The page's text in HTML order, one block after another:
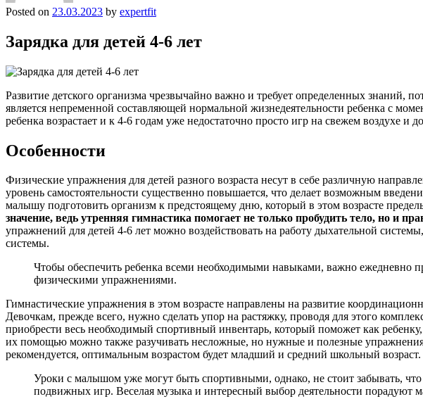
Posted on 23.03.2023 by expertfit
Зарядка для детей 4-6 лет
Развитие детского организма чрезвычайно важно и требует определенных
является непременной составляющей нормальной жизнедеятельности ребенка с
ребенка возрастает и к 4-6 годам уже недостаточно просто игр на свежем воздухе и
Особенности
Физические упражнения для детей разного возраста несут в себе различную
уровень самостоятельности существенно повышается, что делает возможным
малышу подготовить организм к предстоящему дню, который в этом возрасте
значение, ведь утренняя гимнастика помогает не только пробудить тело, но и
упражнений для детей 4-6 лет можно воздействовать на работу дыхательной
системы.
Чтобы обеспечить ребенка всеми необходимыми навыками, важно ежедневно
физическими упражнениями.
Гимнастические упражнения в этом возрасте направлены на развитие
Девочкам, прежде всего, нужно сделать упор на растяжку, проводя для этого
приобрести весь необходимый спортивный инвентарь, который поможет как
их помощью можно также разучивать несложные, но нужные и полезные
рекомендуется, оптимальным возрастом будет младший и средний школьный возраст.
Уроки с малышом уже могут быть спортивными, однако, не стоит забывать,
подвижных игр. Веселая музыка и интересный выбор деятельности